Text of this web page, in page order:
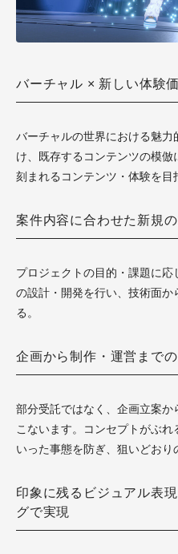
バーチャル × 新しい体験
バーチャルの世界における魅
け、既存するコンテンツの模
刻まれるコンテンツ・体験を目
案件内容に合わせた新規
プロジェクトの目的・課題に
の設計・開発を行い、技術面
る。
企画から制作・運営まで
部分受託ではなく、企画立案
こないます。コンセプトがぶ
いった事態を防ぎ、狙いどおり
印象に残るビジュアル表
グで実現